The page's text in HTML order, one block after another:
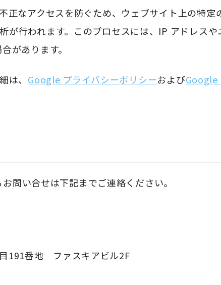
正なアクセスを防ぐため、ウェブサイト上の特定
が行われます。このプロセスには、IP アドレス
があります。
は、 Google プライバシーポリシーおよびGoogle
問い合せは下記までご連絡ください。
191番地 ファスキアビル2F